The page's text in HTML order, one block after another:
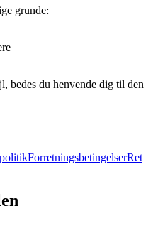
grunde:
bedes du henvende dig til den
ForretningsbetingelserRet